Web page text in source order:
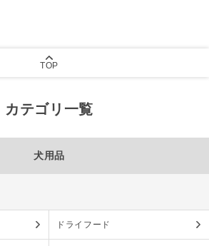
TOP
カテゴリ一覧
犬用品
ドライフード